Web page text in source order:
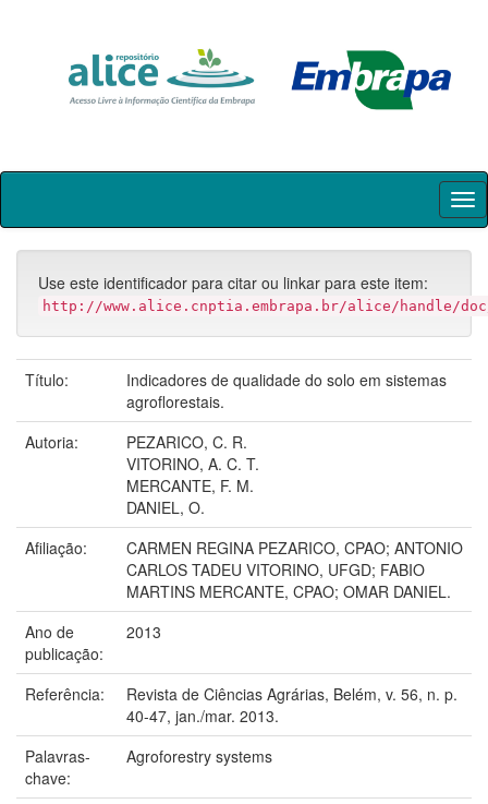
Skip
Use este identificador para citar ou linkar para este item:
http://www.alice.cnptia.embrapa.br/alice/handle/
Título:
Indicadores de qualidade do solo em sistemas
agroflorestais.
Autoria:
PEZARICO, C. R.
VITORINO, A. C. T.
MERCANTE, F. M.
DANIEL, O.
Afiliação:
CARMEN REGINA PEZARICO, CPAO; ANTONIO
CARLOS TADEU VITORINO, UFGD; FABIO
MARTINS MERCANTE, CPAO; OMAR DANIEL.
Ano de
publicação:
2013
Referência:
Revista de Ciências Agrárias, Belém, v. 56, n. p.
40-47, jan./mar. 2013.
Palavras-
chave:
Agroforestry systems